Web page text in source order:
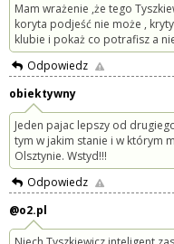
Mam wrażenie ,że tego
koryta podjeść nie może ,
klubie i pokaż co potrafisz a
Odpowiedz
obiektywny
Jeden pajac lepszy od
tym w jakim stanie i w którym
Olsztynie. Wstyd!!!
Odpowiedz
@o2.pl